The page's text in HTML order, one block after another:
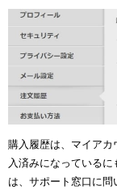
購入履歴は、マイア
入済みになっている
は、サポート窓口に問